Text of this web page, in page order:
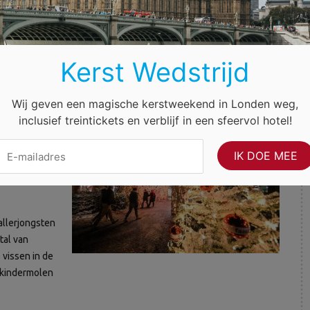
magisch
chalets
De
van
in de
Kerst Wedstrijd
Wij geven een magische kerstweekend in Londen weg,
inclusief treintickets en verblijf in een sfeervol hotel!